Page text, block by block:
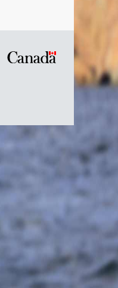
Symbole
Canada